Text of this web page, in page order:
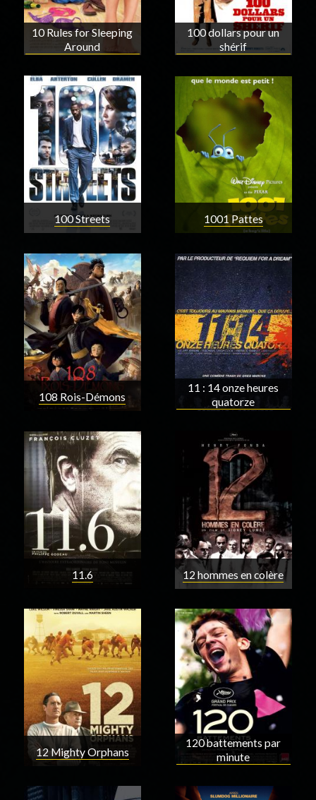
10 Rules for Sleeping
Around
100 dollars pour un
shérif
100 Streets 1001 Pattes
108 Rois-Démons
11 : 14 onze heures
quatorze
11.6 12 hommes en colère
12 Mighty Orphans
120 battements par
minute